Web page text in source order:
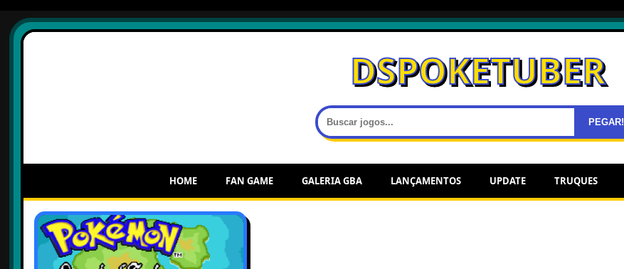
DSPOKETUBER
PEGAR!
HOME FAN GAME GALERIA GBA LANÇAMENTOS UPDATE TRUQUES